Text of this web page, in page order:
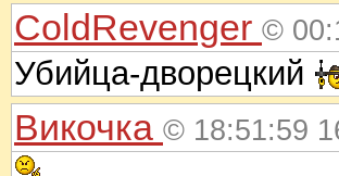
ColdRevenger ©
Убийца-дворецкий
Викочка © 18:51:59